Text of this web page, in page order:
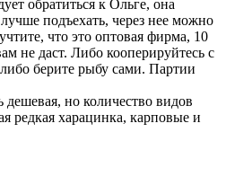
обратиться к Ольге, она
подъехать, через нее можно
что это оптовая фирма, 10
не даст. Либо кооперируйтесь с
берите рыбу сами. Партии
но количество видов
редкая харацинка, карповые и